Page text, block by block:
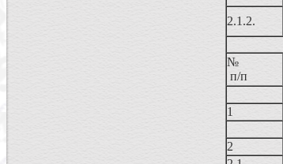
2.1.2.
№
п/п
1
2